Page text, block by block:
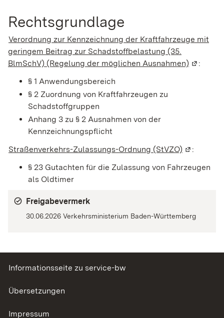
Rechtsgrundlage
Verordnung zur Kennzeichnung der Kraftfahrzeuge mit
geringem Beitrag zur Schadstoffbelastung (35.
BlmSchV) (Regelung der möglichen Ausnahmen) (Wird in
:
§ 1 Anwendungsbereich
§ 2 Zuordnung von Kraftfahrzeugen zu
Schadstoffgruppen
Anhang 3 zu § 2 Ausnahmen von der
Kennzeichnungspflicht
Straßenverkehrs-Zulassungs-Ordnung (StVZO) (Wird in
:
§ 23 Gutachten für die Zulassung von Fahrzeugen
als Oldtimer
Freigabevermerk
30.06.2026 Verkehrsministerium Baden-Württemberg
Informationsseite zu service-bw
Übersetzungen
Impressum